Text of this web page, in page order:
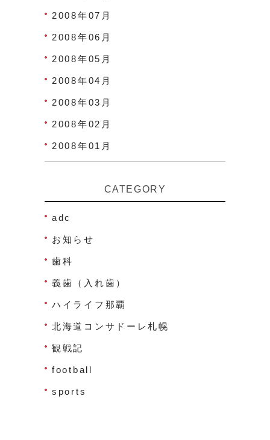
2008年07月
2008年06月
2008年05月
2008年04月
2008年03月
2008年02月
2008年01月
CATEGORY
adc
お知らせ
歯科
義歯（入れ歯）
ハイライフ那覇
北海道コンサドーレ札幌
観戦記
football
sports